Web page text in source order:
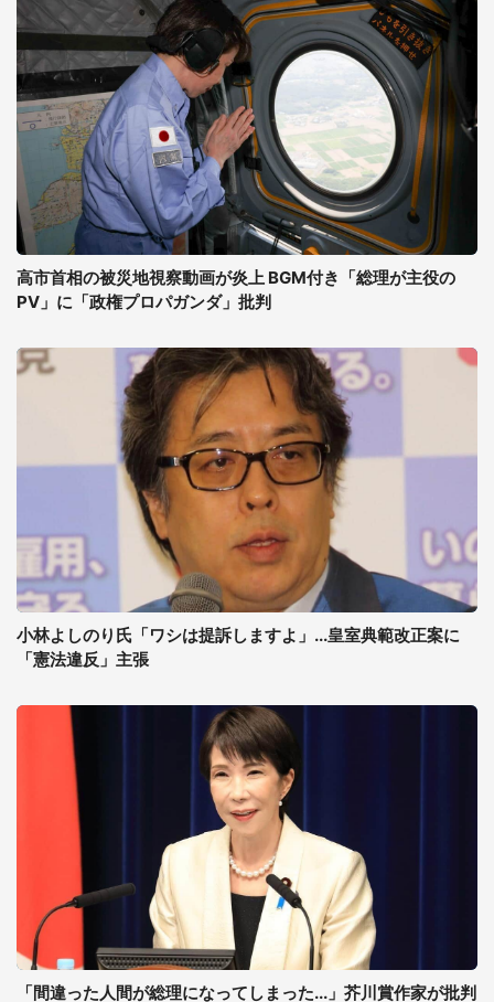
高市首相の被災地視察動画が炎上 BGM付き「総理が主役の
PV」に「政権プロパガンダ」批判
小林よしのり氏「ワシは提訴しますよ」...皇室典範改正案に
「憲法違反」主張
「間違った人間が総理になってしまった...」芥川賞作家が批判